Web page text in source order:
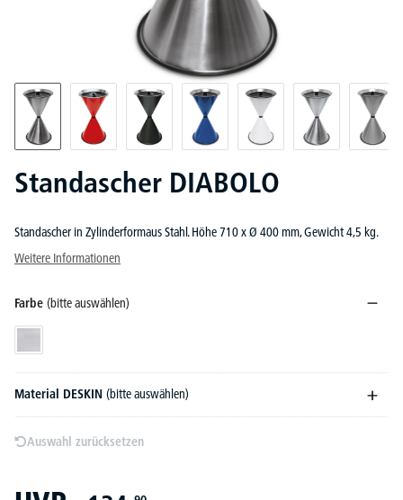
Standascher DIABOLO
Standascher in Zylinderformaus Stahl. Höhe 710 x Ø 400 mm, Gewicht 4,5 kg.
Weitere Informationen
Farbe (bitte auswählen)
Material DESKIN (bitte auswählen)
Auswahl zurücksetzen